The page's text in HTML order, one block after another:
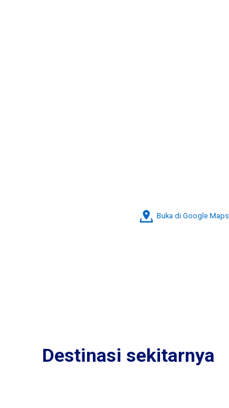
Buka di Google Maps
Destinasi sekitarnya